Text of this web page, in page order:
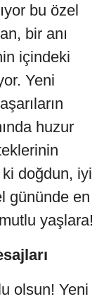
bu özel
bir anı
içindeki
Yeni
huzur
doğdun, iyi
gününde en
yaşlara!
olsun! Yeni